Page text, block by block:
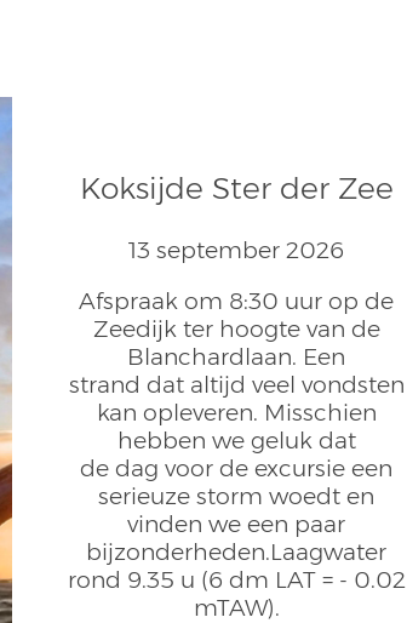
Koksijde Ster der Zee
13 september 2026
Afspraak om 8:30 uur op de
Zeedijk ter hoogte van de
Blanchardlaan. Een
strand dat altijd veel vondsten
kan opleveren. Misschien
hebben we geluk dat
de dag voor de excursie een
serieuze storm woedt en
vinden we een paar
bijzonderheden.Laagwater
rond 9.35 u (6 dm LAT = - 0.02
mTAW).